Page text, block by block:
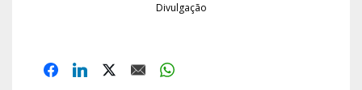
Divulgação